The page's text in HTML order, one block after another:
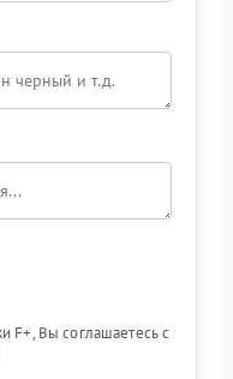
F+, Вы соглашаетесь с